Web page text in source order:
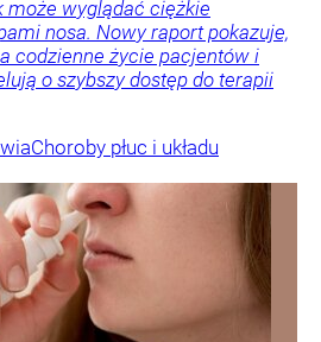
może wyglądać ciężkie
nosa. Nowy raport pokazuje,
codzienne życie pacjentów i
o szybszy dostęp do terapii
Choroby płuc i układu